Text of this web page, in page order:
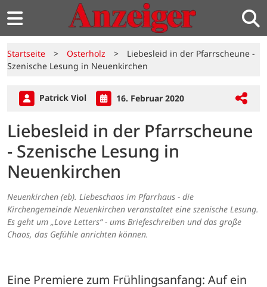
Startseite > Osterholz >
Liebesleid in der Pfarrscheune -
Szenische Lesung in Neuenkirchen
Patrick Viol 16. Februar 2020
Liebesleid in der Pfarrscheune
- Szenische Lesung in
Neuenkirchen
Neuenkirchen (eb). Liebeschaos im Pfarrhaus - die
Kirchengemeinde Neuenkirchen veranstaltet eine szenische Lesung.
Es geht um „Love Letters“ - ums Briefeschreiben und das große
Chaos, das Gefühle anrichten können.
Eine Premiere zum Frühlingsanfang: Auf ein